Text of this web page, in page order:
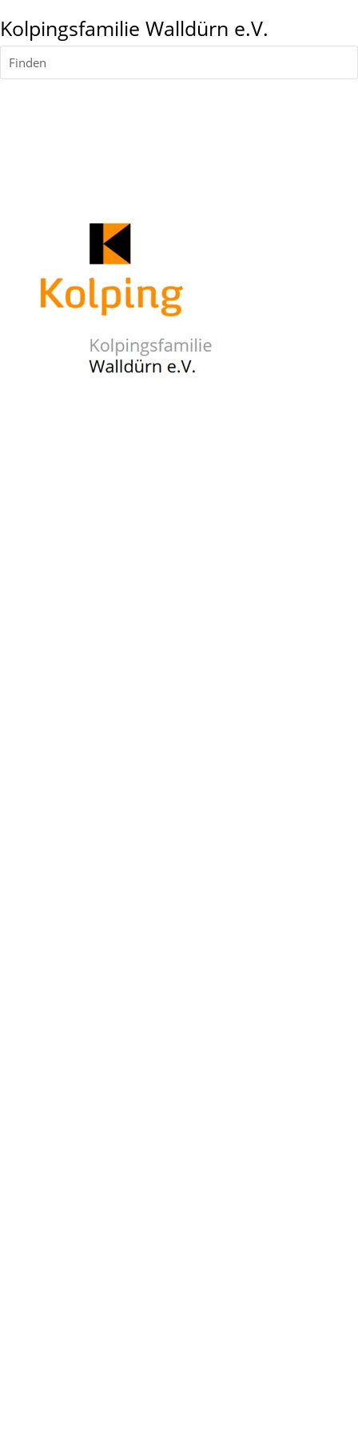
Kolpingsfamilie Walldürn e.V.
Finden